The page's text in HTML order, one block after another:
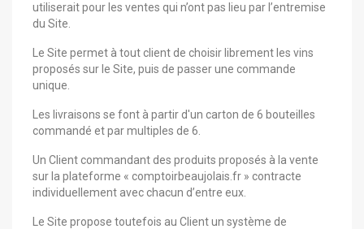
utiliserait pour les ventes qui n’ont pas lieu par l’entremise
du Site.
Le Site permet à tout client de choisir librement les vins
proposés sur le Site, puis de passer une commande
unique.
Les livraisons se font à partir d'un carton de 6 bouteilles
commandé et par multiples de 6.
Un Client commandant des produits proposés à la vente
sur la plateforme « comptoirbeaujolais.fr » contracte
individuellement avec chacun d’entre eux.
Le Site propose toutefois au Client un système de